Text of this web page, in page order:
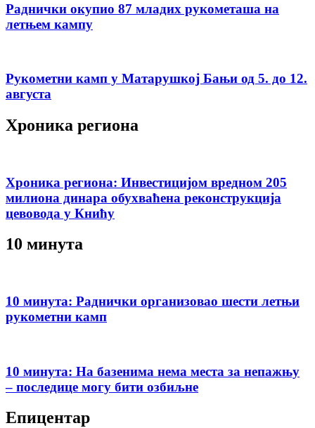
Раднички окупио 87 младих рукометаша на
летњем кампу
Рукометни камп у Матарушкој Бањи од 5. до 12.
августа
Хроника региона
Хроника региона: Инвестицијом вредном 205
милиона динара обухваћена реконструкција
цевовода у Книћу
10 минута
10 минута: Раднички организовао шести летњи
рукометни камп
10 минута: На базенима нема места за непажњу
– последице могу бити озбиљне
Епицентар